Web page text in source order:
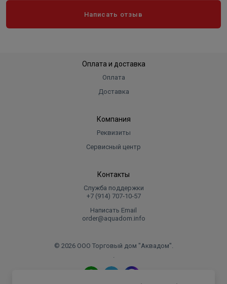
Написать отзыв
Оплата и доставка
Оплата
Доставка
Компания
Реквизиты
Сервисный центр
Контакты
Служба поддержки
+7 (914) 707‑10‑57
Написать Email
order@aquadom.info
© 2026 ООО Торговый дом "Аквадом".
.